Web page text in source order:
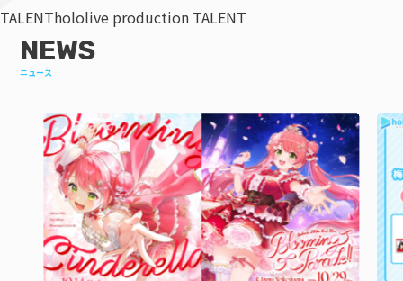
TALENThololive production TALENT
NEWS
ニュース